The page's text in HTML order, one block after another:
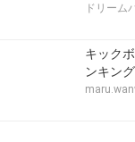
ドリーム
キック
ンキン